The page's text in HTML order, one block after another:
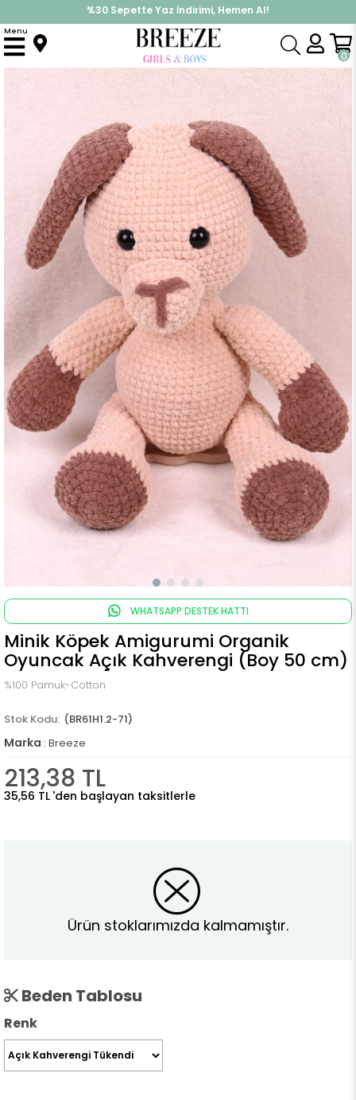
%30 Sepette Yaz İndirimi, Hemen Al!
İndirimlere ek %10 İndirimi Kap, Hemen Üye Ol!
0
Menu
Anasayfa Oyuncaklar
WHATSAPP DESTEK HATTI
Minik Köpek Amigurumi Organik
Oyuncak Açık Kahverengi (Boy 50 cm)
%100 Pamuk-Cotton
(BR61H1.2-71)
Marka : Breeze
213,38 TL
35,56 TL 'den başlayan taksitlerle
Ürün stoklarımızda kalmamıştır.
Beden Tablosu
Renk